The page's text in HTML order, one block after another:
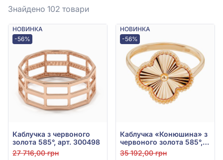
Знайдено 102 товари
НОВИНКА
-56%
Каблучка з червоного
золота 585°, арт. 300498
27 716,00 грн
НОВИНКА
-56%
Каблучка «Конюшина» з
червоного золота 585°,
арт. КБ1553и
35 192,00 грн